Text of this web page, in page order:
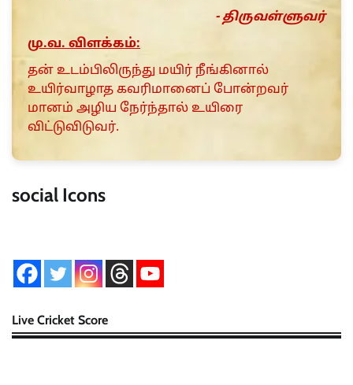
- திருவள்ளுவர்
மு.வ. விளக்கம்:
தன் உடம்பிலிருந்து மயிர் நீங்கினால்
உயிர்வாழாத கவரிமானைப் போன்றவர்
மானம் அழிய நேர்ந்தால் உயிரை
விட்டுவிடுவர்.
social Icons
Live Cricket Score